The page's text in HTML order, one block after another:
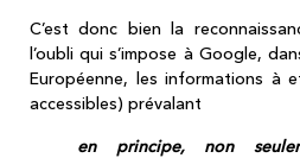
C’est donc bien la
l’oubli qui s’impose à Google,
Européenne, les informations à
accessibles) prévalant
en principe, non